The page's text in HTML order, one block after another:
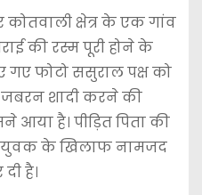
कोतवाली क्षेत्र के एक गांव
की रस्म पूरी होने के
फोटो ससुराल पक्ष को
जबरन शादी करने की
है। पीड़ित पिता की
युवक के खिलाफ नामजद
है।